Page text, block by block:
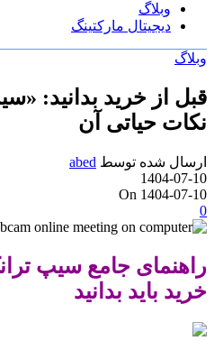
وبلاگ
دیجیتال مارکتینگ
وبلاگ
قبل از خرید بدانید:
نکات حیاتی آن
ارسال شده توسط abed
1404-07-10
On 1404-07-10
0
راهنمای جامع سیپ
خرید باید بدانید